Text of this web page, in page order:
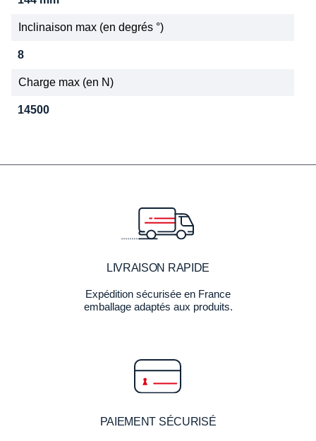
Inclinaison max (en degrés °)
8
Charge max (en N)
14500
LIVRAISON RAPIDE
Expédition sécurisée en France
emballage adaptés aux produits.
PAIEMENT SÉCURISÉ